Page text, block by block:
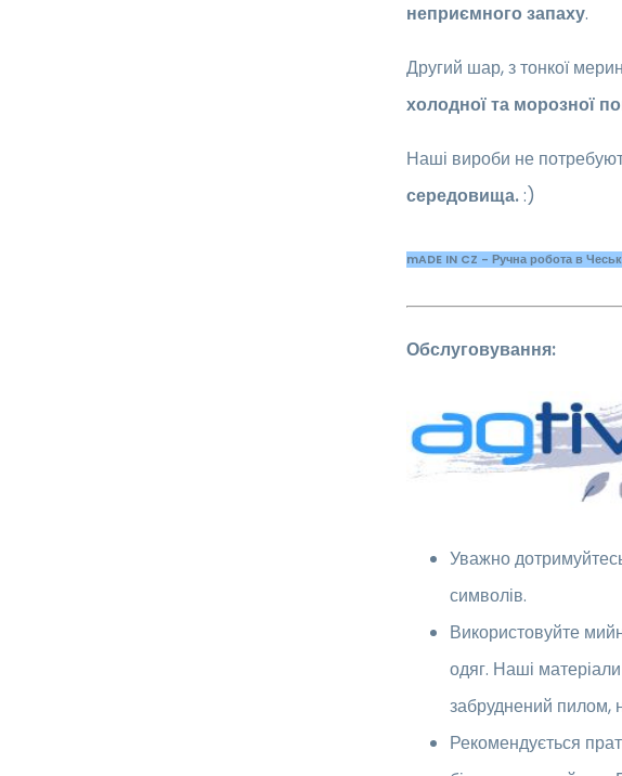
неприємного запаху.
Другий шар, з тонкої
холодної та морозної
Наші вироби не
середовища.:)
mADE IN CZ - Ручна робота в
Обслуговування:
Уважно
символів.
Використовуйте
одяг. Наші
забруднений пилом,
Рекомендується